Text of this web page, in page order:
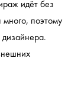
идёт без
много, поэтому